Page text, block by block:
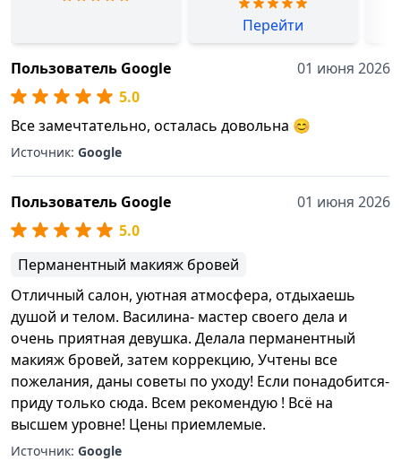
Перейти
Пользователь Google
01 июня 2026
5.0
Все замечтательно, осталась довольна 😊
Источник: Google
Пользователь Google
01 июня 2026
5.0
Перманентный макияж бровей
Отличный салон, уютная атмосфера, отдыхаешь
душой и телом. Василина- мастер своего дела и
очень приятная девушка. Делала перманентный
макияж бровей, затем коррекцию, Учтены все
пожелания, даны советы по уходу! Если понадобится-
приду только сюда. Всем рекомендую ! Всё на
высшем уровне! Цены приемлемые.
Источник: Google